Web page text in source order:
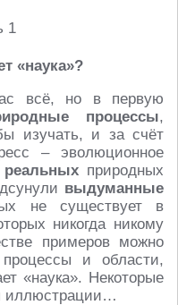
«наука»?
всё, но в первую
процессы,
изучать, и за счёт
– эволюционное
реальных природных
выдуманные
не существует в
никогда никому
примеров можно
и области,
«наука». Некоторые
иллюстрации…